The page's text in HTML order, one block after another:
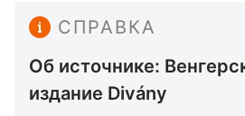
СПРАВКА
Об источнике:
издание Divány